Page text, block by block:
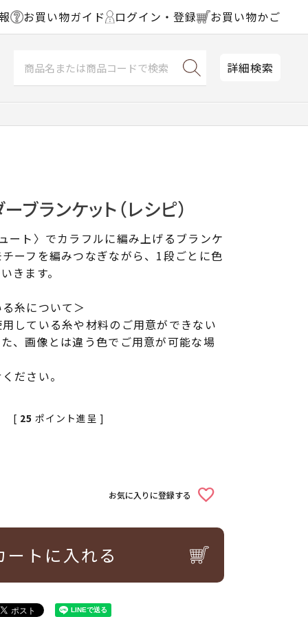
お買い物ガイド ログイン・登録 お買い物かご
詳細検索
ブランケット（レシピ）
ート〉でカラフルに編み上げるブランケ
ーフを編みつなぎながら、1段ごとに色
きます。
糸について＞
している糸や材料のご用意ができない
、画像とは違う色でご用意が可能な場
ださい。
[ 25 ポイント進呈 ]
お気に入りに登録する
ートに入れる